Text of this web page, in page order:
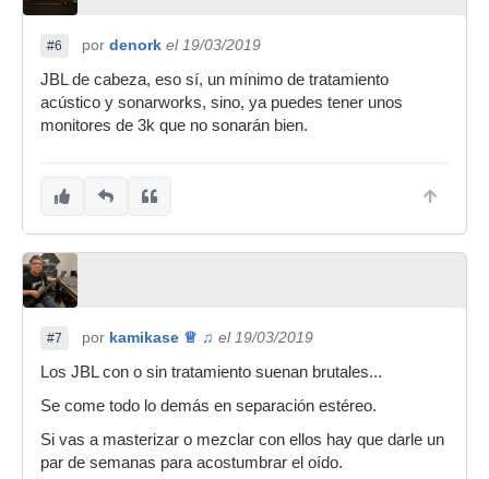
#6 por denork el 19/03/2019
JBL de cabeza, eso sí, un mínimo de tratamiento
acústico y sonarworks, sino, ya puedes tener unos
monitores de 3k que no sonarán bien.
#7 por kamikase ♕ ♫ el 19/03/2019
Los JBL con o sin tratamiento suenan brutales...
Se come todo lo demás en separación estéreo.
Si vas a masterizar o mezclar con ellos hay que darle un
par de semanas para acostumbrar el oído.